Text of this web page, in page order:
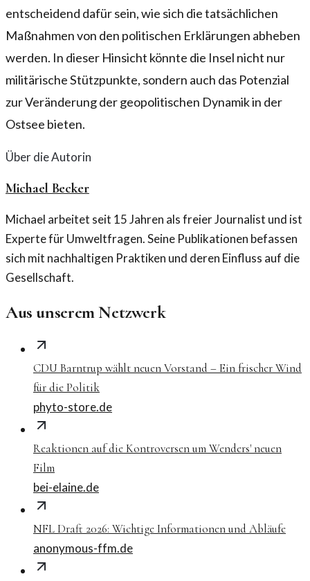
entscheidend dafür sein, wie sich die tatsächlichen
Maßnahmen von den politischen Erklärungen abheben
werden. In dieser Hinsicht könnte die Insel nicht nur
militärische Stützpunkte, sondern auch das Potenzial
zur Veränderung der geopolitischen Dynamik in der
Ostsee bieten.
Über die Autorin
Michael Becker
Michael arbeitet seit 15 Jahren als freier Journalist und ist
Experte für Umweltfragen. Seine Publikationen befassen
sich mit nachhaltigen Praktiken und deren Einfluss auf die
Gesellschaft.
Aus unserem Netzwerk
CDU Barntrup wählt neuen Vorstand – Ein frischer Wind
für die Politik
phyto-store.de
Reaktionen auf die Kontroversen um Wenders' neuen
Film
bei-elaine.de
NFL Draft 2026: Wichtige Informationen und Abläufe
anonymous-ffm.de